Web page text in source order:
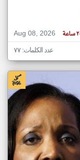
Aug 08, 2026
عدد الكلمات: ٧٧